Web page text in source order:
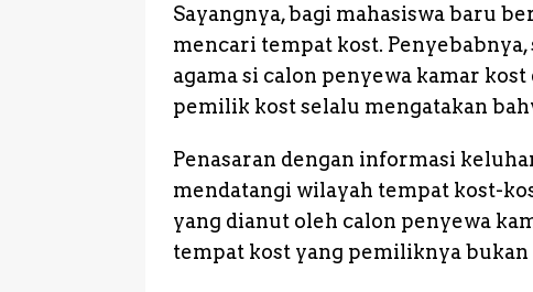
Sayangnya, bagi mahasiswa baru
mencari tempat kost.
agama si calon penyewa kamar
pemilik kost selalu mengatakan
Penasaran dengan informasi
mendatangi wilayah tempat kost-
yang dianut oleh calon penyewa
tempat kost yang pemiliknya